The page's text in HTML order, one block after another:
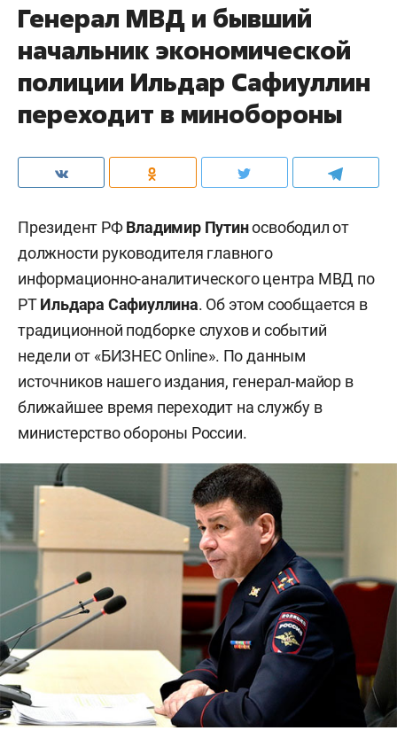
Генерал МВД и бывший
начальник экономической
полиции Ильдар Сафиуллин
переходит в минобороны
Президент РФВладимир Путиносвободил от
должности руководителя главного
информационно-аналитического центра МВД по
РТИльдара Сафиуллина. Об этом сообщается в
традиционной подборке слухов и событий
недели от «БИЗНЕС Online». По данным
источников нашего издания, генерал-майор в
ближайшее время переходит на службу в
министерство обороны России.